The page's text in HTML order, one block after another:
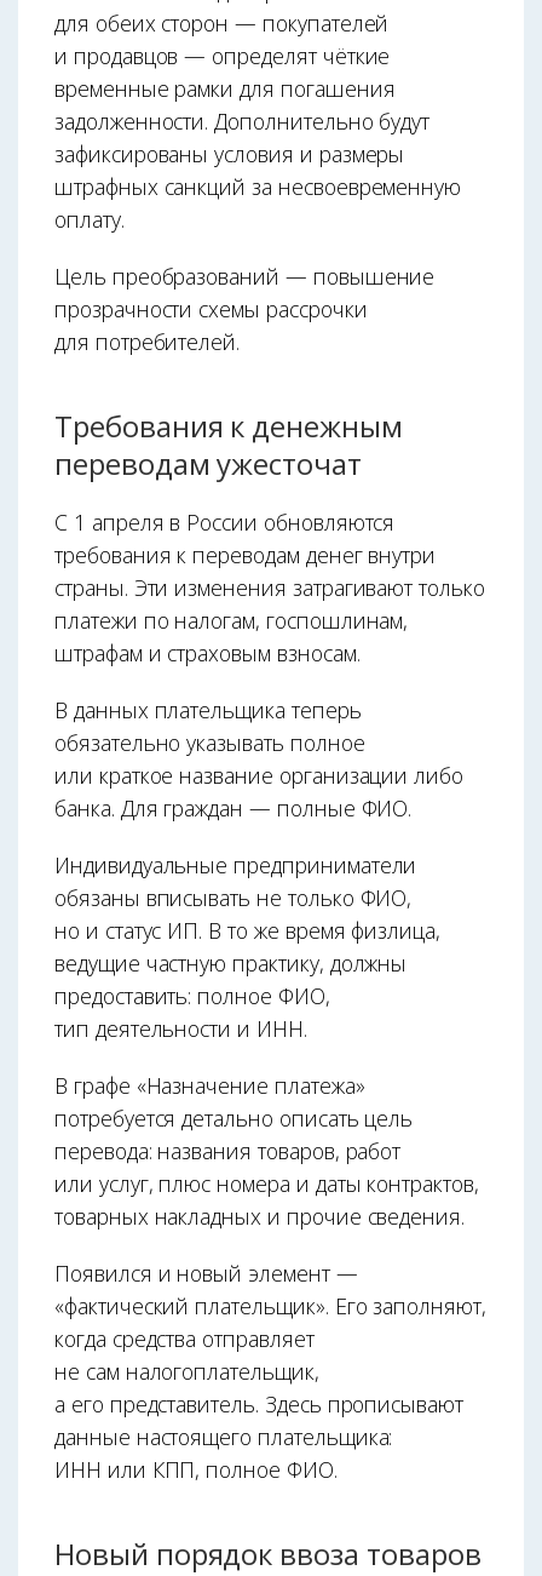
для обеих сторон — покупателей
и продавцов — определят чёткие
временные рамки для погашения
задолженности. Дополнительно будут
зафиксированы условия и размеры
штрафных санкций за несвоевременную
оплату.
Цель преобразований — повышение
прозрачности схемы рассрочки
для потребителей.
Требования к денежным
переводам ужесточат
С 1 апреля в России обновляются
требования к переводам денег внутри
страны. Эти изменения затрагивают только
платежи по налогам, госпошлинам,
штрафам и страховым взносам.
В данных плательщика теперь
обязательно указывать полное
или краткое название организации либо
банка. Для граждан — полные ФИО.
Индивидуальные предприниматели
обязаны вписывать не только ФИО,
но и статус ИП. В то же время физлица,
ведущие частную практику, должны
предоставить: полное ФИО,
тип деятельности и ИНН.
В графе «Назначение платежа»
потребуется детально описать цель
перевода: названия товаров, работ
или услуг, плюс номера и даты контрактов,
товарных накладных и прочие сведения.
Появился и новый элемент —
«фактический плательщик». Его заполняют,
когда средства отправляет
не сам налогоплательщик,
а его представитель. Здесь прописывают
данные настоящего плательщика:
ИНН или КПП, полное ФИО.
Новый порядок ввоза товаров